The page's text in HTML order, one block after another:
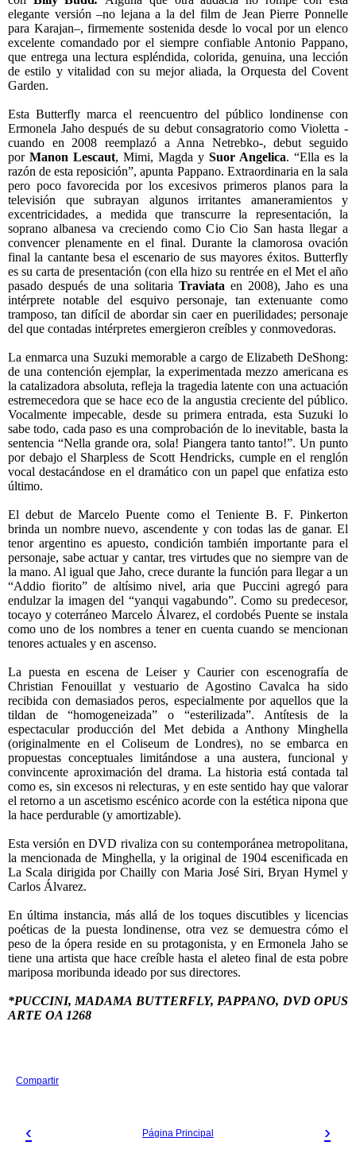
elegante versión –no lejana a la del film de Jean Pierre Ponnelle
para Karajan–, firmemente sostenida desde lo vocal por un elenco
excelente comandado por el siempre confiable Antonio Pappano,
que entrega una lectura espléndida, colorida, genuina, una lección
de estilo y vitalidad con su mejor aliada, la Orquesta del Covent
Garden.
Esta Butterfly marca el reencuentro del público londinense con
Ermonela Jaho después de su debut consagratorio como Violetta -
cuando en 2008 reemplazó a Anna Netrebko-, debut seguido
por Manon Lescaut, Mimi, Magda y Suor Angelica. “Ella es la
razón de esta reposición”, apunta Pappano. Extraordinaria en la sala
pero poco favorecida por los excesivos primeros planos para la
televisión que subrayan algunos irritantes amaneramientos y
excentricidades, a medida que transcurre la representación, la
soprano albanesa va creciendo como Cio Cio San hasta llegar a
convencer plenamente en el final. Durante la clamorosa ovación
final la cantante besa el escenario de sus mayores éxitos. Butterfly
es su carta de presentación (con ella hizo su rentrée en el Met el año
pasado después de una solitaria Traviata en 2008), Jaho es una
intérprete notable del esquivo personaje, tan extenuante como
tramposo, tan difícil de abordar sin caer en puerilidades; personaje
del que contadas intérpretes emergieron creíbles y conmovedoras.
La enmarca una Suzuki memorable a cargo de Elizabeth DeShong:
de una contención ejemplar, la experimentada mezzo americana es
la catalizadora absoluta, refleja la tragedia latente con una actuación
estremecedora que se hace eco de la angustia creciente del público.
Vocalmente impecable, desde su primera entrada, esta Suzuki lo
sabe todo, cada paso es una comprobación de lo inevitable, basta la
sentencia “Nella grande ora, sola! Piangera tanto tanto!”. Un punto
por debajo el Sharpless de Scott Hendricks, cumple en el renglón
vocal destacándose en el dramático con un papel que enfatiza esto
último.
El debut de Marcelo Puente como el Teniente B. F. Pinkerton
brinda un nombre nuevo, ascendente y con todas las de ganar. El
tenor argentino es apuesto, condición también importante para el
personaje, sabe actuar y cantar, tres virtudes que no siempre van de
la mano. Al igual que Jaho, crece durante la función para llegar a un
“Addio fiorito” de altísimo nivel, aria que Puccini agregó para
endulzar la imagen del “yanqui vagabundo”. Como su predecesor,
tocayo y coterráneo Marcelo Álvarez, el cordobés Puente se instala
como uno de los nombres a tener en cuenta cuando se mencionan
tenores actuales y en ascenso.
La puesta en escena de Leiser y Caurier con escenografía de
Christian Fenouillat y vestuario de Agostino Cavalca ha sido
recibida con demasiados peros, especialmente por aquellos que la
tildan de “homogeneizada” o “esterilizada”. Antítesis de la
espectacular producción del Met debida a Anthony Minghella
(originalmente en el Coliseum de Londres), no se embarca en
propuestas conceptuales limitándose a una austera, funcional y
convincente aproximación del drama. La historia está contada tal
como es, sin excesos ni relecturas, y en este sentido hay que valorar
el retorno a un ascetismo escénico acorde con la estética nipona que
la hace perdurable (y amortizable).
Esta versión en DVD rivaliza con su contemporánea metropolitana,
la mencionada de Minghella, y la original de 1904 escenificada en
La Scala dirigida por Chailly con Maria José Siri, Bryan Hymel y
Carlos Álvarez.
En última instancia, más allá de los toques discutibles y licencias
poéticas de la puesta londinense, otra vez se demuestra cómo el
peso de la ópera reside en su protagonista, y en Ermonela Jaho se
tiene una artista que hace creíble hasta el aleteo final de esta pobre
mariposa moribunda ideado por sus directores.
*PUCCINI, MADAMA BUTTERFLY, PAPPANO, DVD OPUS
ARTE OA 1268
Compartir
‹ ›
Página Principal